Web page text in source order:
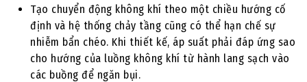
Tạo chuyển động không khí theo một chiều hướng cố
định và hệ thống chảy tầng cũng có thể hạn chế sự
nhiễm bẩn chéo. Khi thiết kế, áp suất phải đáp ứng sao
cho hướng của luồng không khí từ hành lang sạch vào
các buồng để ngăn bụi.